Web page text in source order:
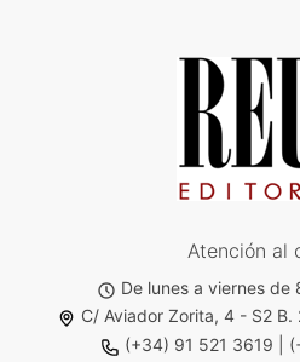
Atención al
De lunes a viernes
C/ Aviador Zorita, 4 - S2
(+34) 91 521 3619